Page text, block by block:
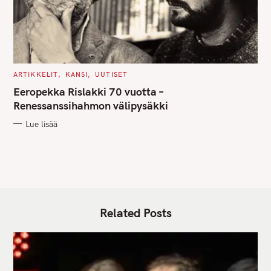
C
T
E
G
O
I
ARTIKKELIT KANSI UUTISET
Eeropekka Rislakki 70 vuotta –
Renessanssihahmon välipysäkki
Lue lisää
Related Posts